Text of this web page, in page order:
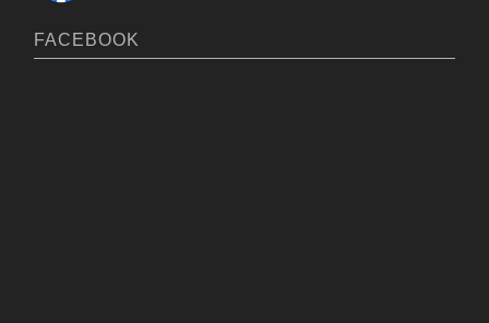
FACEBOOK